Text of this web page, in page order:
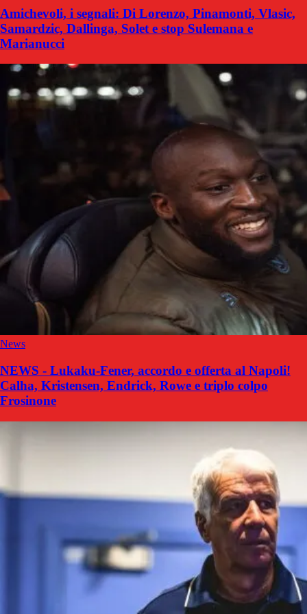
Amichevoli, i segnali: Di Lorenzo, Pinamonti, Vlasic,
Samardzic, Dallinga, Solet e stop Sulemana e
Marianucci
News
NEWS - Lukaku-Fener, accordo e offerta al Napoli!
Calha, Kristensen, Endrick, Rowe e triplo colpo
Frosinone